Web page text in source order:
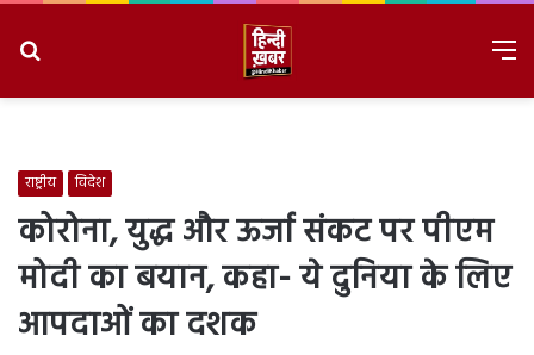
राष्ट्रीय विदेश
कोरोना, युद्ध और ऊर्जा संकट पर पीएम
मोदी का बयान, कहा- ये दुनिया के लिए
आपदाओं का दशक